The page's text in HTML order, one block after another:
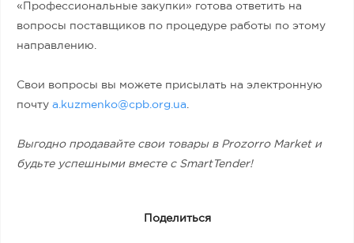
«Профессиональные закупки» готова ответить на
вопросы поставщиков по процедуре работы по этому
направлению.
Свои вопросы вы можете присылать на электронную
почту a.kuzmenko@cpb.org.ua
Выгодно продавайте свои товары в Prozorro Market и
будьте успешными вместе с SmartTender!
Поделиться